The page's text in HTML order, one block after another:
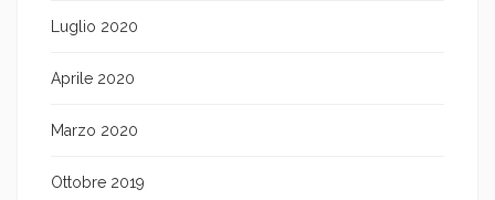
Luglio 2020
Aprile 2020
Marzo 2020
Ottobre 2019